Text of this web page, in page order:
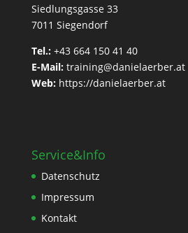
Siedlungsgasse 33
7011 Siegendorf
Tel.: +43 664 150 41 40
E-Mail: training@danielaerber.at
Web: https://danielaerber.at
Service&Info
Datenschutz
Impressum
Kontakt